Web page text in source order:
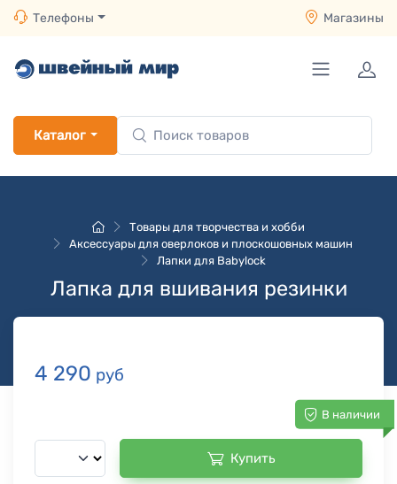
Телефоны Магазины
Каталог
Товары для творчества и хобби
Аксессуары для оверлоков и плоскошовных машин
Лапки для Babylock
Лапка для вшивания резинки
4 290 руб
В наличии
Купить